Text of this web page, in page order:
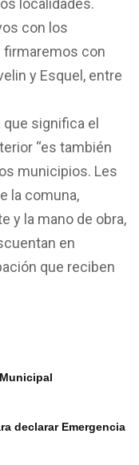
localidades.
con los
firmaremos con
y Esquel, entre
que significa el
“es también
municipios. Les
la comuna,
y la mano de obra,
en
que reciben
declarar Emergencia